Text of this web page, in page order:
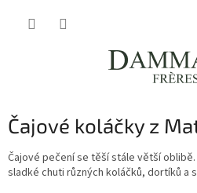
Čajové koláčky z
Čajové pečení se těší stále větší
sladké chuti různých koláčků, dortíků a